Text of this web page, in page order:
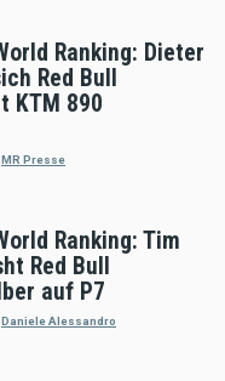
Ranking: Dieter
Red Bull
KTM 890
MR Presse
Ranking: Tim
Red Bull
auf P7
Daniele Alessandro